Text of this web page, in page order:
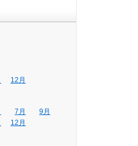
12月
7月
9月
12月